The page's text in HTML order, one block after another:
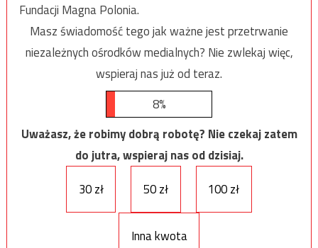
Fundacji Magna Polonia.
Masz świadomość tego jak ważne jest przetrwanie
niezależnych ośrodków medialnych? Nie zwlekaj więc,
wspieraj nas już od teraz.
8%
Uważasz, że robimy dobrą robotę? Nie czekaj zatem
do jutra, wspieraj nas od dzisiaj.
30 zł
50 zł 100 zł
Inna kwota